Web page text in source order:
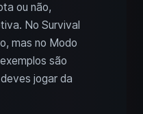
ou não,
No Survival
mas no Modo
são
jogar da